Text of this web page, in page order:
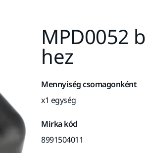
MPD0052
hez
Mennyiség csomagonként
x1 egység
Mirka kód
8991504011